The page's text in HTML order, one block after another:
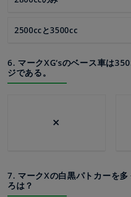
2500ccと3500cc
6. マークXG‘sのベース車は
ジである。
×
7. マークXの白黒パトカーを
ろは？